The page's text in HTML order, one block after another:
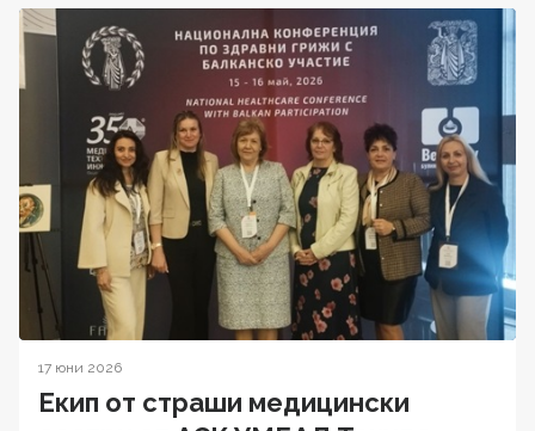
17 юни 2026
Екип от страши медицински